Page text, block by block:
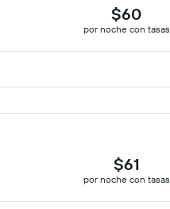
$60
por noche con tasas
$61
por noche con tasas